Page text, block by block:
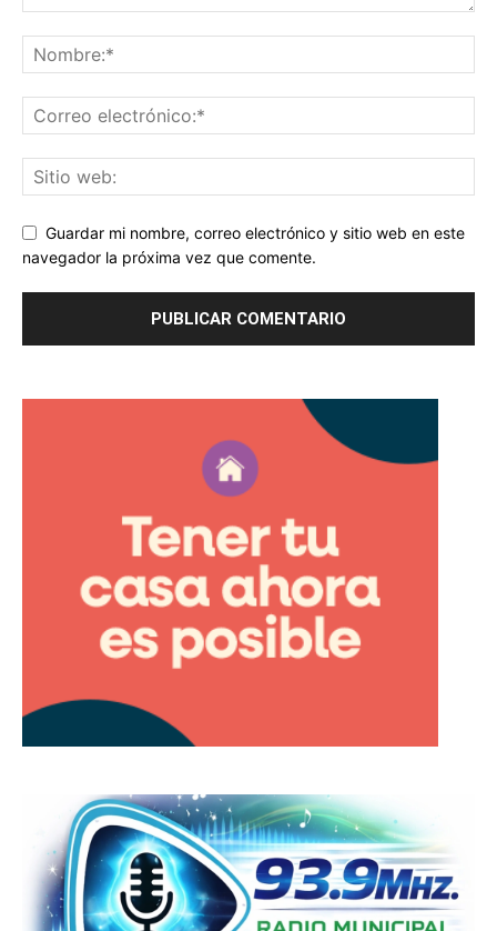
Guardar mi nombre, correo electrónico y sitio web en este
navegador la próxima vez que comente.